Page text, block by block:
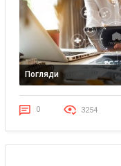
Погляди
0 3254